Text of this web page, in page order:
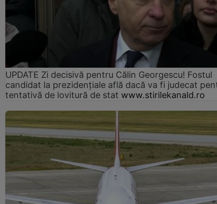
UPDATE Zi decisivă pentru Călin Georgescu! Fostul
candidat la prezidențiale află dacă va fi judecat
tentativă de lovitură de stat www.stirilekanald.ro